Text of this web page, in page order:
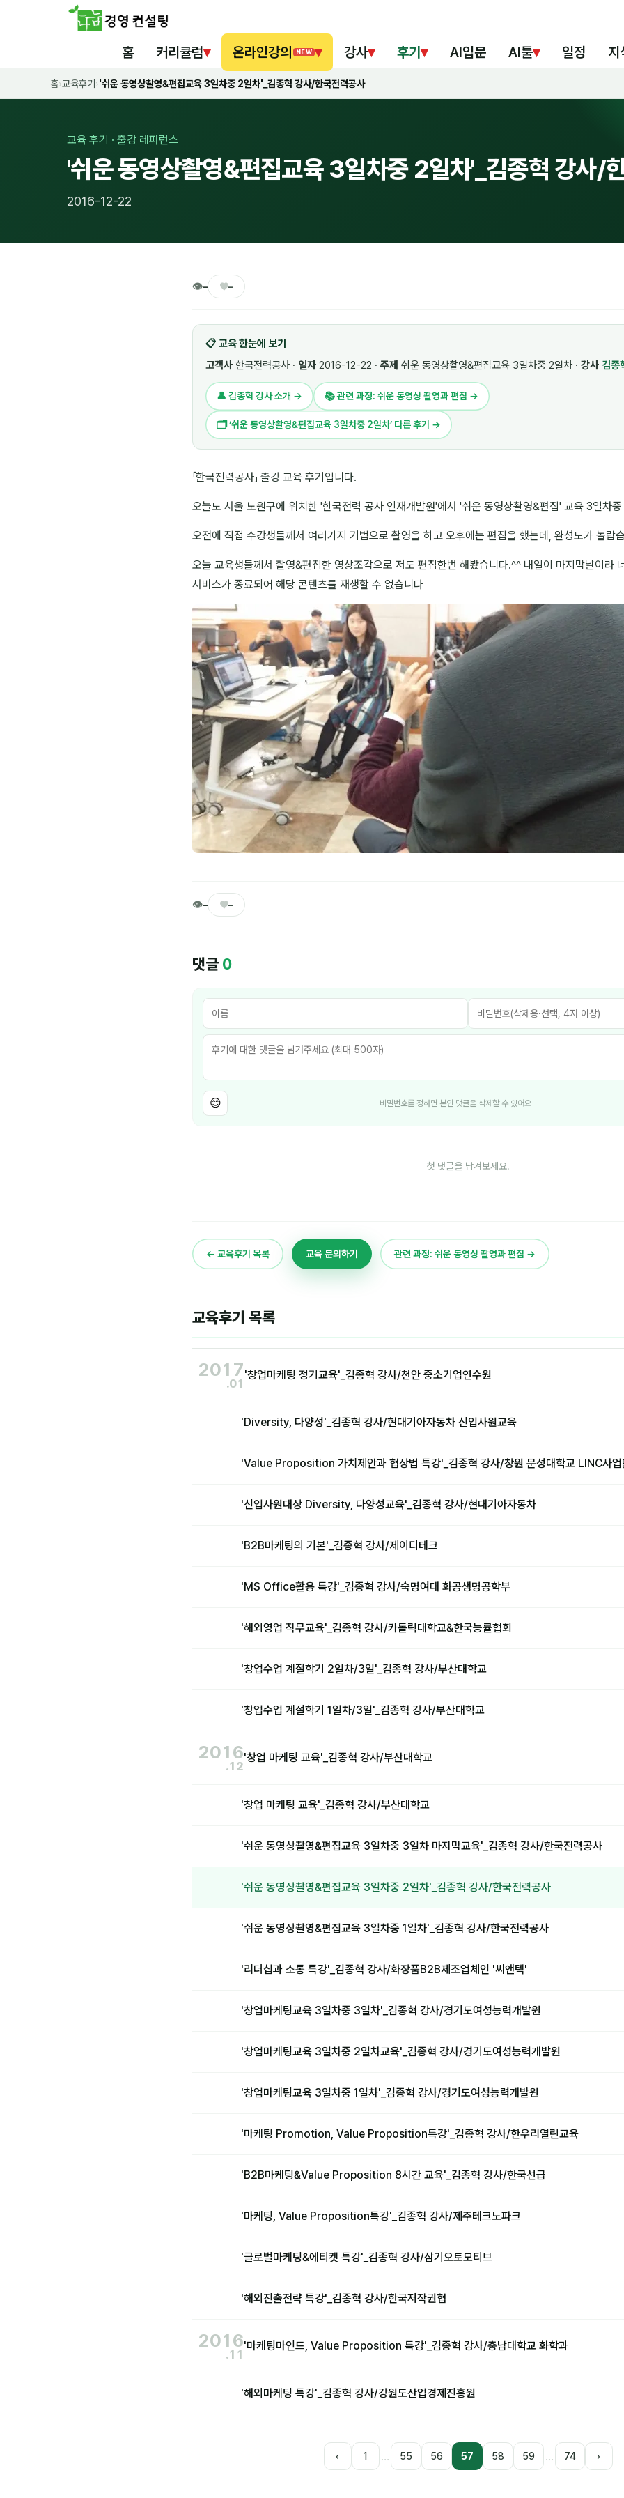
홈 커리큘럼▾ 온라인강의 NEW ▾ 강사▾ 후기 ▾ AI입문 AI툴▾ 일정 지
홈›교육후기 ›'쉬운 동영상촬영&편집교육 3일차중 2일차'_김종혁 강사/한국전력공사
교육 후기 · 출강 레퍼런스
'쉬운 동영상촬영&편집교육 3일차중 2일차'_김종혁 강사/
2016-12-22
👁– ♥–
📋 교육 한눈에 보기
고객사 한국전력공사 · 일자 2016-12-22 · 주제 쉬운 동영상촬영&편집교육 3일차중 2일차 · 강사 김종
👤 김종혁 강사 소개 → 📚 관련 과정: 쉬운 동영상 촬영과 편집 →
🗂 ‘쉬운 동영상촬영&편집교육 3일차중 2일차’ 다른 후기 →
「한국전력공사」 출강 교육 후기입니다.
오늘도 서울 노원구에 위치한 '한국전력 공사 인재개발원'에서 '쉬운 동영상촬영&편집' 교육 3일차
오전에 직접 수강생들께서 여러가지 기법으로 촬영을 하고 오후에는 편집을 했는데, 완성도가 놀랍
오늘 교육생들께서 촬영&편집한 영상조각으로 저도 편집한번 해봤습니다.^^ 내일이 마지막날이라
서비스가 종료되어 해당 콘텐츠를 재생할 수 없습니다
👁– ♥–
댓글 0
😊 비밀번호를 정하면 본인 댓글을 삭제할 수 있어요
첫 댓글을 남겨보세요.
← 교육후기 목록 교육 문의하기 관련 과정: 쉬운 동영상 촬영과 편집 →
교육후기 목록
2017
.01
'창업마케팅 정기교육'_김종혁 강사/천안 중소기업연수원
'Diversity, 다양성'_김종혁 강사/현대기아자동차 신입사원교육
'Value Proposition 가치제안과 협상법 특강'_김종혁 강사/창원 문성대학교 LINC사업
'신입사원대상 Diversity, 다양성교육'_김종혁 강사/현대기아자동차
'B2B마케팅의 기본'_김종혁 강사/제이디테크
'MS Office활용 특강'_김종혁 강사/숙명여대 화공생명공학부
'해외영업 직무교육'_김종혁 강사/카톨릭대학교&한국능률협회
'창업수업 계절학기 2일차/3일'_김종혁 강사/부산대학교
'창업수업 계절학기 1일차/3일'_김종혁 강사/부산대학교
2016
.12
'창업 마케팅 교육'_김종혁 강사/부산대학교
'창업 마케팅 교육'_김종혁 강사/부산대학교
'쉬운 동영상촬영&편집교육 3일차중 3일차 마지막교육'_김종혁 강사/한국전력공사
'쉬운 동영상촬영&편집교육 3일차중 2일차'_김종혁 강사/한국전력공사
'쉬운 동영상촬영&편집교육 3일차중 1일차'_김종혁 강사/한국전력공사
'리더십과 소통 특강'_김종혁 강사/화장품B2B제조업체인 '씨앤텍'
'창업마케팅교육 3일차중 3일차'_김종혁 강사/경기도여성능력개발원
'창업마케팅교육 3일차중 2일차교육'_김종혁 강사/경기도여성능력개발원
'창업마케팅교육 3일차중 1일차'_김종혁 강사/경기도여성능력개발원
'마케팅 Promotion, Value Proposition특강'_김종혁 강사/한우리열린교육
'B2B마케팅&Value Proposition 8시간 교육'_김종혁 강사/한국선급
'마케팅, Value Proposition특강'_김종혁 강사/제주테크노파크
'글로벌마케팅&에티켓 특강'_김종혁 강사/삼기오토모티브
'해외진출전략 특강'_김종혁 강사/한국저작권협
2016
.11
'마케팅마인드, Value Proposition 특강'_김종혁 강사/충남대학교 화학과
'해외마케팅 특강'_김종혁 강사/강원도산업경제진흥원
‹ 1 … 55 56 57 58 59 … 74 ›